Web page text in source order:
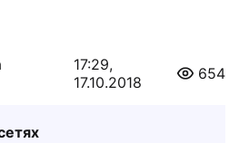
17:29,
17.10.2018
654